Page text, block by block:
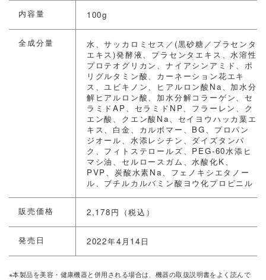
内容量 100g
全成分量
水、サッカロミセス／(黒砂糖／プラセンタ
エキス)発酵液、プラセンタエキス、水溶性
プロテオグリカン、ナイアシンアミド、ポ
リグルタミン酸、カーネーション花エキ
ス、ユビキノン、ヒアルロン酸Na、加水分
解ヒアルロン酸、加水分解コラーゲン、セ
ラミドAP、セラミドNP、フラーレン、ク
エン酸、クエン酸Na、セイヨウハッカ葉エ
キス、白金、カルボマー、BG、プロパン
ジオール、水添レシチン、ダイズタンパ
ク、フィトステロールズ、PEG-60水添ヒ
マシ油、セルロースガム、水酸化K、
PVP、炭酸水素Na、フェノキシエタノー
ル、ブチルカルバミン酸ヨウ化プロピニル
販売価格 2,178円（税込）
発売日 2022年4月14日
※本製品を美容・健康機器と併用される場合は、機器の取扱説明書をよく読んで